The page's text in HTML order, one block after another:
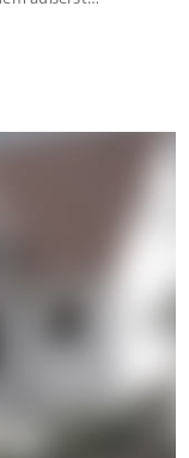
die
Ambiente